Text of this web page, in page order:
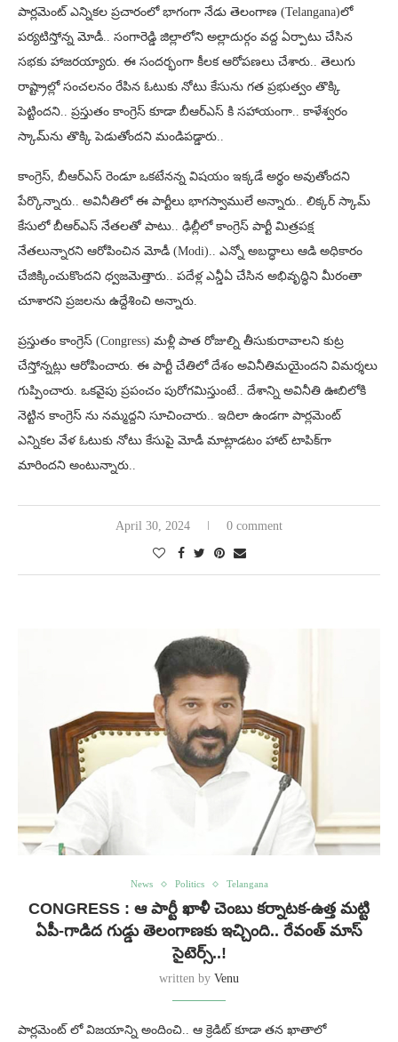
పార్లమెంట్ ఎన్నికల ప్రచారంలో భాగంగా నేడు తెలంగాణ (Telangana)లో
పర్యటిస్తోన్న మోడీ.. సంగారెడ్డి జిల్లాలోని అల్లాదుర్గం వద్ద ఏర్పాటు చేసిన
సభకు హాజరయ్యారు. ఈ సందర్భంగా కీలక ఆరోపణలు చేశారు.. తెలుగు
రాష్ట్రాల్లో సంచలనం రేపిన ఓటుకు నోటు కేసును గత ప్రభుత్వం తొక్కి
పెట్టిందని.. ప్రస్తుతం కాంగ్రెస్ కూడా బీఆర్ఎస్ కి సహాయంగా.. కాళేశ్వరం
స్కామ్‌ను తొక్కి పెడుతోందని మండిపడ్డారు..
కాంగ్రెస్, బీఆర్ఎస్ రెండూ ఒకటేనన్న విషయం ఇక్కడే అర్థం అవుతోందని
పేర్కొన్నారు.. అవినీతిలో ఈ పార్టీలు భాగస్వాములే అన్నారు.. లిక్కర్ స్కామ్
కేసులో బీఆర్ఎస్ నేతలతో పాటు.. ఢిల్లీలో కాంగ్రెస్ పార్టీ మిత్రపక్ష
నేతలున్నారని ఆరోపించిన మోడీ (Modi).. ఎన్నో అబద్ధాలు ఆడి అధికారం
చేజిక్కించుకొందని ధ్వజమెత్తారు.. పదేళ్ల ఎన్డీఏ చేసిన అభివృద్ధిని మీరంతా
చూశారని ప్రజలను ఉద్దేశించి అన్నారు.
ప్రస్తుతం కాంగ్రెస్ (Congress) మళ్లీ పాత రోజుల్ని తీసుకురావాలని కుట్ర
చేస్తోన్నట్లు ఆరోపించారు. ఈ పార్టీ చేతిలో దేశం అవినీతిమయైందని విమర్శలు
గుప్పించారు. ఒకవైపు ప్రపంచం పురోగమిస్తుంటే.. దేశాన్ని అవినీతి ఊబిలోకి
నెట్టిన కాంగ్రెస్ ను నమ్మద్దని సూచించారు.. ఇదిలా ఉండగా పార్లమెంట్
ఎన్నికల వేళ ఓటుకు నోటు కేసుపై మోడీ మాట్లాడటం హాట్ టాపిక్‌గా
మారిందని అంటున్నారు..
April 30, 2024 0 comment
News Politics Telangana
CONGRESS : ఆ పార్టీ ఖాళీ చెంబు కర్నాటక-ఉత్త మట్టి
ఏపీ-గాడిద గుడ్డు తెలంగాణకు ఇచ్చింది.. రేవంత్ మాస్
సైటెర్స్..!
written by Venu
పార్లమెంట్ లో విజయాన్ని అందించి.. ఆ క్రెడిట్ కూడా తన ఖాతాలో